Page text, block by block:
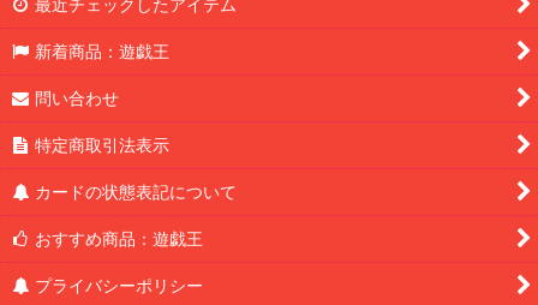
最近チェックしたアイテム
新着商品：遊戯王
問い合わせ
特定商取引法表示
カードの状態表記について
おすすめ商品：遊戯王
プライバシーポリシー